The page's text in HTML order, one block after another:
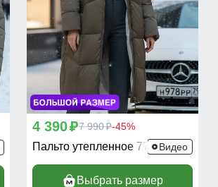
4 390p7 990p-45%
Пальто утепленное 7702KВидео
Выбрать размер